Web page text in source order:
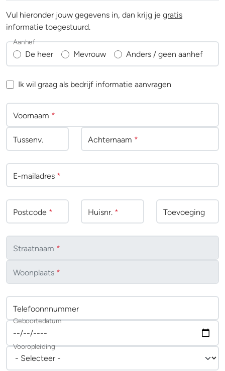
Vul hieronder jouw gegevens in, dan krijg je gratis
informatie toegestuurd.
De heer Mevrouw Anders / geen aanhef
Aanhef
Ik wil graag als bedrijf informatie aanvragen
Voornaam *
Tussenv. Achternaam *
E-mailadres *
Postcode * Huisnr. * Toevoeging
Straatnaam *
Woonplaats *
Telefoonnnummer
Geboortedatum
Vooropleiding